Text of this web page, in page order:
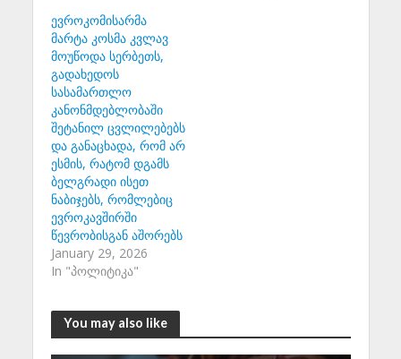
ევროკომისარმა
მარტა კოსმა კვლავ
მოუწოდა სერბეთს,
გადახედოს
სასამართლო
კანონმდებლობაში
შეტანილ ცვლილებებს
და განაცხადა, რომ არ
ესმის, რატომ დგამს
ბელგრადი ისეთ
ნაბიჯებს, რომლებიც
ევროკავშირში
წევრობისგან აშორებს
January 29, 2026
In "პოლიტიკა"
You may also like